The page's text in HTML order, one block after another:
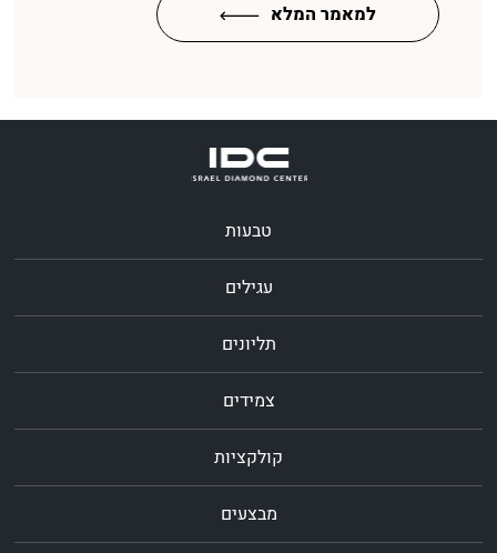
למאמר המלא
טבעות
עגילים
תליונים
צמידים
קולקציות
מבצעים